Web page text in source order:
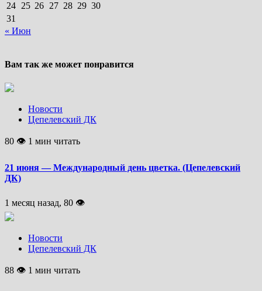
24 25 26 27 28 29 30
31
« Июн
Вам так же может понравится
Новости
Цепелевский ДК
80 👁 1 мин читать
21 июня — Международный день цветка. (Цепелевский
ДК)
1 месяц назад, 80 👁
Новости
Цепелевский ДК
88 👁 1 мин читать